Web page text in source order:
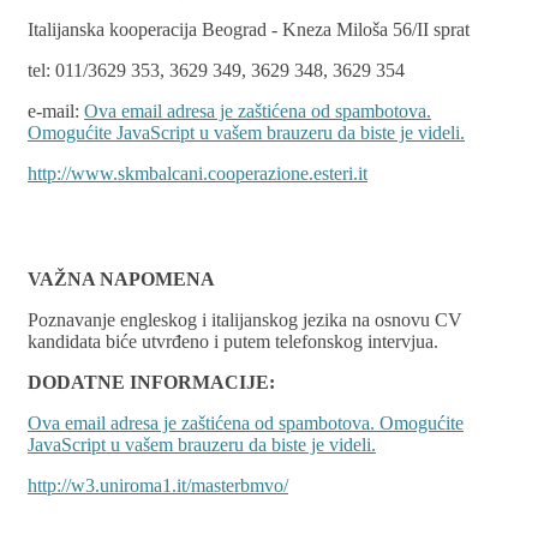
Italijanska kooperacija Beograd - Kneza Miloša 56/II sprat
tel: 011/3629 353, 3629 349, 3629 348, 3629 354
e-mail: Ova email adresa je zaštićena od spambotova.
Omogućite JavaScript u vašem brauzeru da biste je videli.
http://www.skmbalcani.cooperazione.esteri.it
VAŽNA NAPOMENA
Poznavanje engleskog i italijanskog jezika na osnovu CV
kandidata biće utvrđeno i putem telefonskog intervjua.
DODATNE INFORMACIJE:
Ova email adresa je zaštićena od spambotova. Omogućite
JavaScript u vašem brauzeru da biste je videli.
http://w3.uniroma1.it/masterbmvo/